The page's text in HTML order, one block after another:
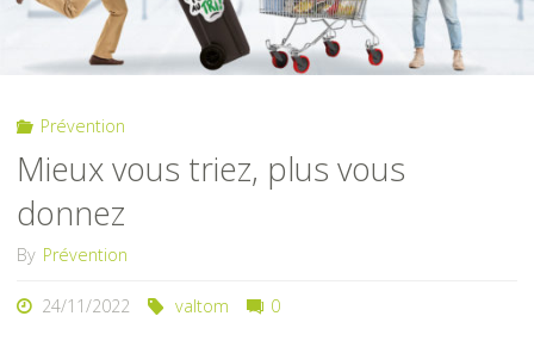
Prévention
Mieux vous triez, plus vous
donnez
By Prévention
24/11/2022 valtom 0